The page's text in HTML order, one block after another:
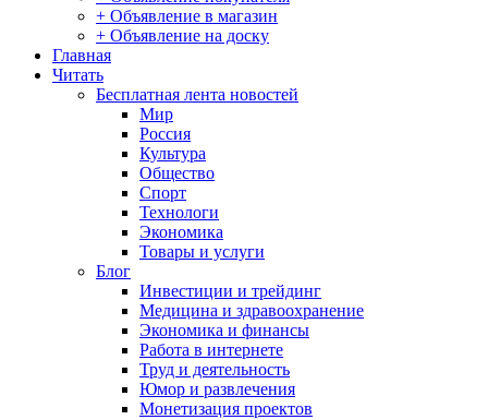
+ Объявление в магазин
+ Объявление на доску
Главная
Читать
Бесплатная лента новостей
Мир
Россия
Культура
Общество
Спорт
Технологи
Экономика
Товары и услуги
Блог
Инвестиции и трейдинг
Медицина и здравоохранение
Экономика и финансы
Работа в интернете
Труд и деятельность
Юмор и развлечения
Монетизация проектов